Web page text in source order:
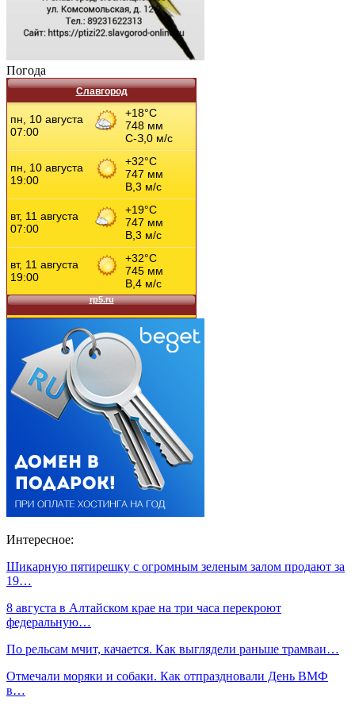
Погода
Славгород
Интересное:
Шикарную пятирешку с огромным зеленым залом продают за
19…
8 августа в Алтайском крае на три часа перекроют
федеральную…
По рельсам мчит, качается. Как выглядели раньше трамваи…
Отмечали моряки и собаки. Как отпраздновали День ВМФ
в…